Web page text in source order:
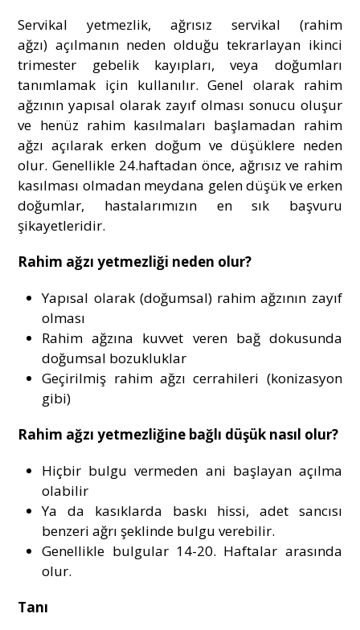
Servikal yetmezlik, ağrısız servikal (rahim
ağzı) açılmanın neden olduğu tekrarlayan ikinci
trimester gebelik kayıpları, veya doğumları
tanımlamak için kullanılır. Genel olarak rahim
ağzının yapısal olarak zayıf olması sonucu oluşur
ve henüz rahim kasılmaları başlamadan rahim
ağzı açılarak erken doğum ve düşüklere neden
olur. Genellikle 24.haftadan önce, ağrısız ve rahim
kasılması olmadan meydana gelen düşük ve erken
doğumlar, hastalarımızın en sık başvuru
şikayetleridir.
Rahim ağzı yetmezliği neden olur?
Yapısal olarak (doğumsal) rahim ağzının zayıf
olması
Rahim ağzına kuvvet veren bağ dokusunda
doğumsal bozukluklar
Geçirilmiş rahim ağzı cerrahileri (konizasyon
gibi)
Rahim ağzı yetmezliğine bağlı düşük nasıl olur?
Hiçbir bulgu vermeden ani başlayan açılma
olabilir
Ya da kasıklarda baskı hissi, adet sancısı
benzeri ağrı şeklinde bulgu verebilir.
Genellikle bulgular 14-20. Haftalar arasında
olur.
Tanı